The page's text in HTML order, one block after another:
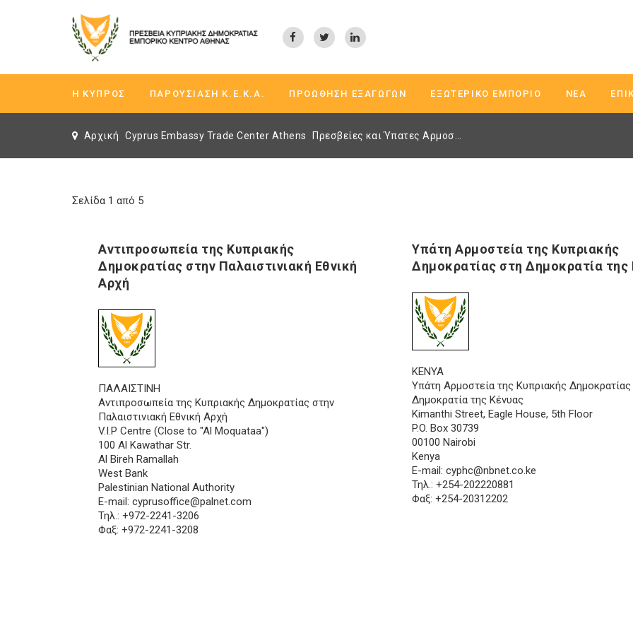
Η ΚΎΠΡΟΣ ΠΑΡΟΥΣΊΑΣΗ K.Ε.Κ.A. ΠΡΟΏΘΗΣΗ ΕΞΑΓΩΓΏΝ ΕΞΩΤΕΡΙΚΌ ΕΜΠΌΡΙΟ ΝΈΑ
Αρχική Cyprus Embassy Trade Center Athens Πρεσβείες και Ύπατες Αρμοστίες
Σελίδα 1 από 5
Αντιπροσωπεία της Κυπριακής
Δημοκρατίας στην Παλαιστινιακή Εθνική
Αρχή
ΠΑΛΑΙΣΤΙΝΗ
Αντιπροσωπεία της Κυπριακής Δημοκρατίας στην
Παλαιστινιακή Εθνική Αρχή
V.I.P Centre (Close to "Al Moquataa")
100 Al Kawathar Str.
Al Bireh Ramallah
West Bank
Palestinian National Authority
E-mail:cyprusoffice@palnet.com
Τηλ.: +972-2241-3206
Φαξ: +972-2241-3208
Υπάτη Αρμοστεία της Κυπριακής
Δημοκρατίας στη Δημοκρατία της
ΚΕΝΥΑ
Υπάτη Αρμοστεία της Κυπριακής
Δημοκρατία της Κένυας
Kimanthi Street, Eagle House, 5th Floor
P.O. Box 30739
00100 Nairobi
Kenya
E-mail:cyphc@nbnet.co.ke
Τηλ.: +254-202220881
Φαξ: +254-20312202